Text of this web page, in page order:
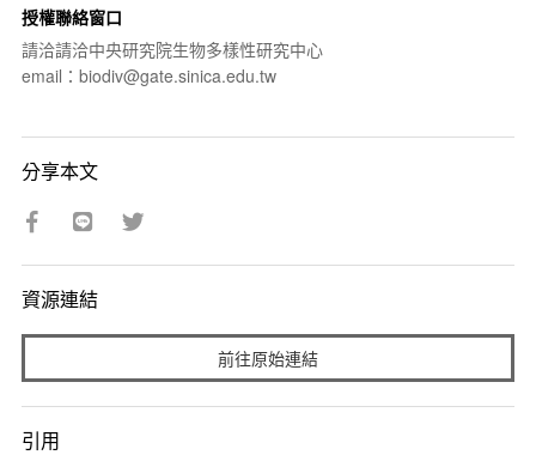
授權聯絡窗口
請洽請洽中央研究院生物多樣性研究中心
email：biodiv@gate.sinica.edu.tw
分享本文
資源連結
前往原始連結
引用